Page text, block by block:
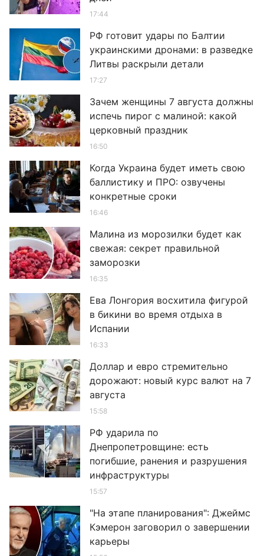
17:44
РФ готовит удары по Балтии
украинскими дронами: в разведке
Литвы раскрыли детали
17:27
Зачем женщины 7 августа должны
испечь пирог с малиной: какой
церковный праздник
16:50
Когда Украина будет иметь свою
баллистику и ПРО: озвучены
конкретные сроки
16:46
Малина из морозилки будет как
свежая: секрет правильной
заморозки
16:35
Ева Лонгория восхитила фигурой
в бикини во время отдыха в
Испании
16:33
Доллар и евро стремительно
дорожают: новый курс валют на 7
августа
15:58
РФ ударила по
Днепропетровщине: есть
погибшие, ранения и разрушения
инфраструктуры
15:57
"На этапе планирования": Джеймс
Кэмерон заговорил о завершении
карьеры